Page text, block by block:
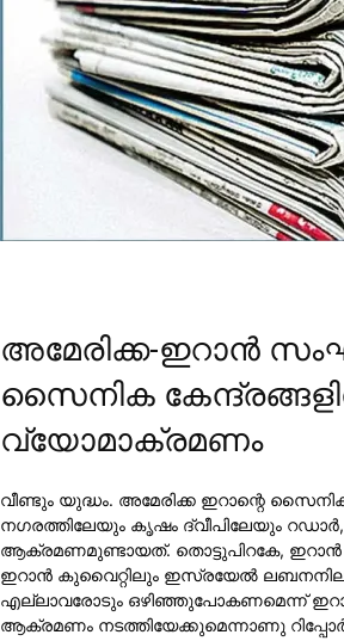
അമേരിക്ക-ഇറാൻ
സൈനിക
വ്യോമാക്രമണം
വീണ്ടും യുദ്ധം. അമേരിക്ക ഇറാന്റെ
നഗരത്തിലേയും കൃഷം ദ്വീപിലേയും
ആക്രമണമുണ്ടായത്. തൊട്ടുപിറകേ,
ഇറാന്‍ കുവൈറ്റിലും ഇസ്രയേല്‍
എല്ലാവരോടും ഒഴിഞ്ഞുപോകണമെന്ന്
ആക്രമണം നടത്തിയേക്കുമെന്നാണു